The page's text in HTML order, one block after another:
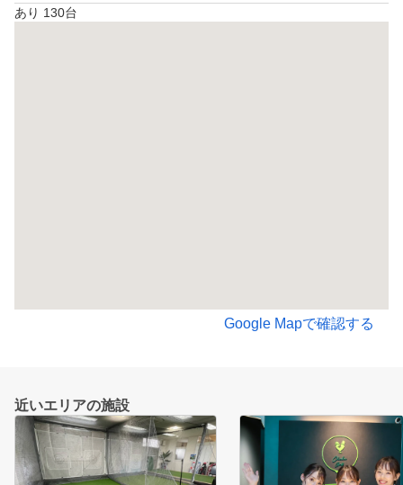
あり 130台
Google Mapで確認する
近いエリアの施設